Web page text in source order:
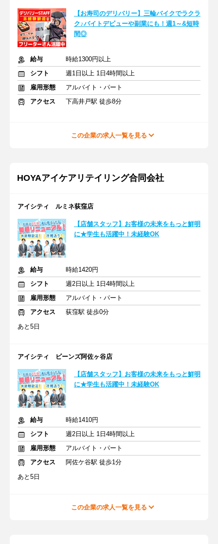
【お寿司のデリバリー】三輪バイクでラクラ
ク♪バイトデビューや副業にも！週1～&短時
間◎
給与
時給1300円以上
シフト
週1日以上 1日4時間以上
雇用形態
アルバイト・パート
アクセス
下高井戸駅 徒歩8分
この企業の求人一覧を見る
HOYAアイケアリテイリング合同会社
アイシティ ルミネ荻窪店
【店舗スタッフ】お客様の未来をもっと鮮明
に★学生も活躍中！未経験OK
給与
時給1420円
シフト
週2日以上 1日4時間以上
雇用形態
アルバイト・パート
アクセス
荻窪駅 徒歩0分
あと5日
アイシティ ビーンズ阿佐ヶ谷店
【店舗スタッフ】お客様の未来をもっと鮮明
に★学生も活躍中！未経験OK
給与
時給1410円
シフト
週2日以上 1日4時間以上
雇用形態
アルバイト・パート
アクセス
阿佐ケ谷駅 徒歩1分
あと5日
この企業の求人一覧を見る